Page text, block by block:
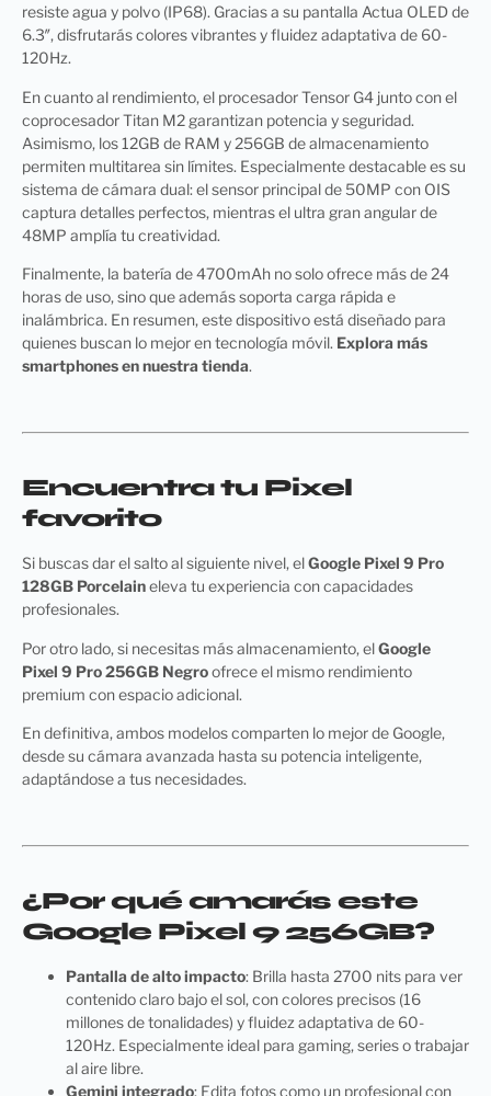
resiste agua y polvo (IP68). Gracias a su pantalla Actua OLED de
6.3″, disfrutarás colores vibrantes y fluidez adaptativa de 60-
120Hz.
En cuanto al rendimiento, el procesador Tensor G4 junto con el
coprocesador Titan M2 garantizan potencia y seguridad.
Asimismo, los 12GB de RAM y 256GB de almacenamiento
permiten multitarea sin límites. Especialmente destacable es su
sistema de cámara dual: el sensor principal de 50MP con OIS
captura detalles perfectos, mientras el ultra gran angular de
48MP amplía tu creatividad.
Finalmente, la batería de 4700mAh no solo ofrece más de 24
horas de uso, sino que además soporta carga rápida e
inalámbrica. En resumen, este dispositivo está diseñado para
quienes buscan lo mejor en tecnología móvil. Explora más
smartphones en nuestra tienda.
Encuentra tu Pixel
favorito
Si buscas dar el salto al siguiente nivel, elGoogle Pixel 9 Pro
128GB Porcelaineleva tu experiencia con capacidades
profesionales.
Por otro lado, si necesitas más almacenamiento, elGoogle
Pixel 9 Pro 256GB Negroofrece el mismo rendimiento
premium con espacio adicional.
En definitiva, ambos modelos comparten lo mejor de Google,
desde su cámara avanzada hasta su potencia inteligente,
adaptándose a tus necesidades.
¿Por qué amarás este
Google Pixel 9 256GB?
Pantalla de alto impacto: Brilla hasta 2700 nits para ver
contenido claro bajo el sol, con colores precisos (16
millones de tonalidades) y fluidez adaptativa de 60-
120Hz. Especialmente ideal para gaming, series o trabajar
al aire libre.
Gemini integrado: Edita fotos como un profesional con